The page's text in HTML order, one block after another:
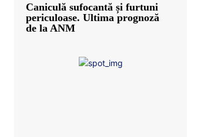
Caniculă sufocantă și furtuni
periculoase. Ultima prognoză
de la ANM